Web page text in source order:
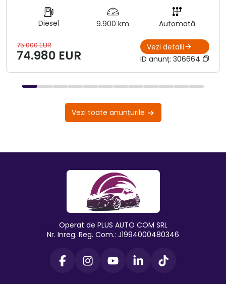
Diesel 9.900 km Automată
75.000 EUR
74.980 EUR
Vezi detalii
ID anunț: 306664
Vezi toate anunțurile
Operat de PLUS AUTO COM SRL
Nr. Inreg. Reg. Com.: J1994000480346